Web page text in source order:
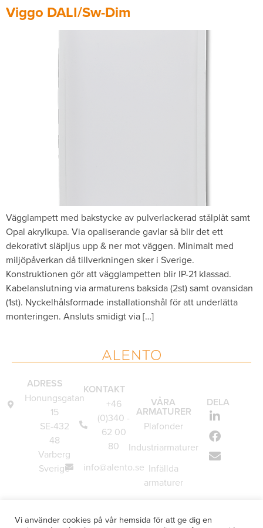
Viggo DALI/Sw-Dim
Vägglampett med bakstycke av pulverlackerad stålplåt samt
Opal akrylkupa. Via opaliserande gavlar så blir det ett
dekorativt släpljus upp & ner mot väggen. Minimalt med
miljöpåverkan då tillverkningen sker i Sverige.
Konstruktionen gör att vägglampetten blir IP-21 klassad.
Kabelanslutning via armaturens baksida (2st) samt ovansidan
(1st). Nyckelhålsformade installationshål för att underlätta
monteringen. Ansluts smidigt via […]
ADRESS
Honungsgatan
15
SE-432
48
Varberg
Sverige
KONTAKT
+46
(0)340 -
62 00
80
info@alento.se
VÅRA
ARMATURER
Plafonder
Industriarmaturer
Infällda
armaturer
Underskåpsarmaturer
DELA
Vi använder cookies på vår hemsida för att ge dig en